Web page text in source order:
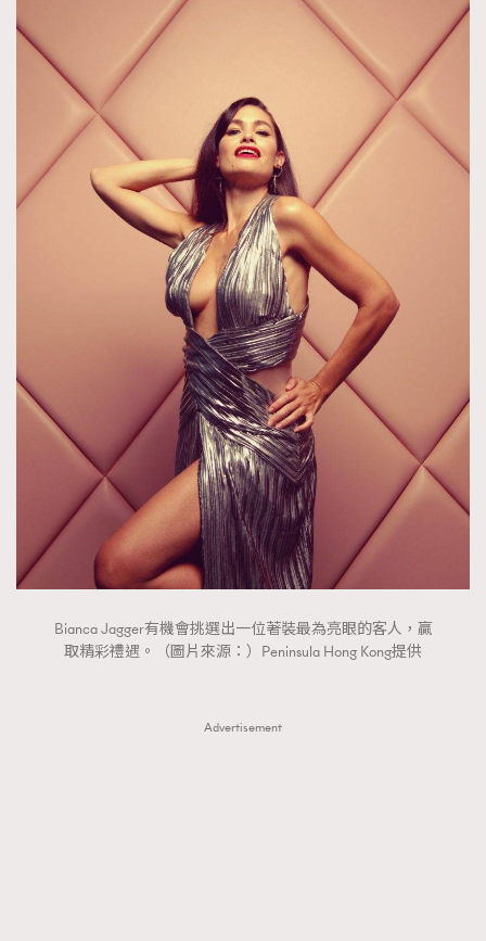
DressLikeAParisienne
Bianca Jagger有機會挑選出一位著裝最為亮眼的客人，贏
取精彩禮遇。（圖片來源：）Peninsula Hong Kong提供
Advertisement